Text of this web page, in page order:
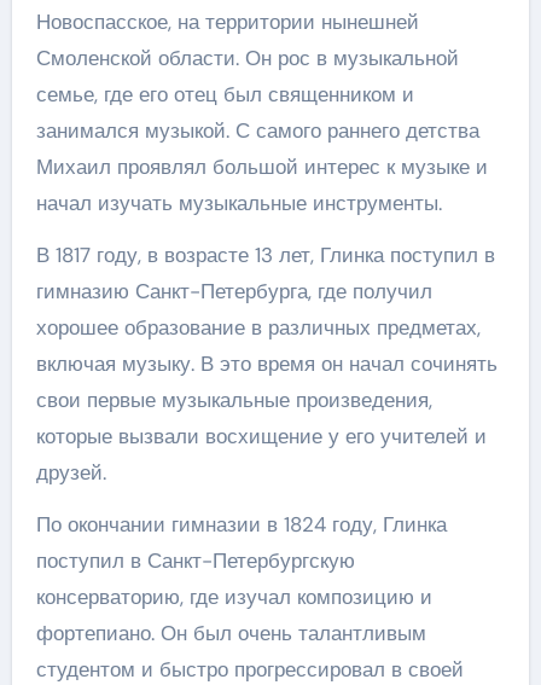
Новоспасское, на территории нынешней
Смоленской области. Он рос в музыкальной
семье, где его отец был священником и
занимался музыкой. С самого раннего детства
Михаил проявлял большой интерес к музыке и
начал изучать музыкальные инструменты.
В 1817 году, в возрасте 13 лет, Глинка поступил в
гимназию Санкт-Петербурга, где получил
хорошее образование в различных предметах,
включая музыку. В это время он начал сочинять
свои первые музыкальные произведения,
которые вызвали восхищение у его учителей и
друзей.
По окончании гимназии в 1824 году, Глинка
поступил в Санкт-Петербургскую
консерваторию, где изучал композицию и
фортепиано. Он был очень талантливым
студентом и быстро прогрессировал в своей